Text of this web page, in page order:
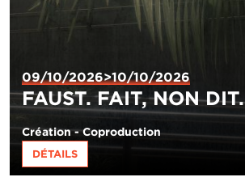
09/10/2026>10/10/2026
FAUST. FAIT, NON DIT.
Création - Coproduction
DÉTAILS